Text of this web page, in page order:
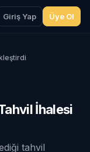
Giriş Yap Üye Ol
İhalesi
tahvil